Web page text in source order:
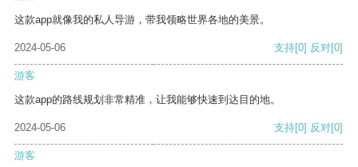
这款app就像我的私人导游，带我领略世界各地的美景。
2024-05-06 支持[0] 反对[0]
游客
这款app的路线规划非常精准，让我能够快速到达目的地。
2024-05-06 支持[0] 反对[0]
游客